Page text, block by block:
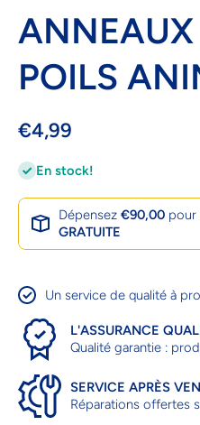
ANNEAUX
POILS
€4,99
En stock!
Dépensez €90,00 pour
GRATUITE
Un service de qualité à
L'ASSURANCE
Qualité garantie :
SERVICE APRÈS
Réparations offertes